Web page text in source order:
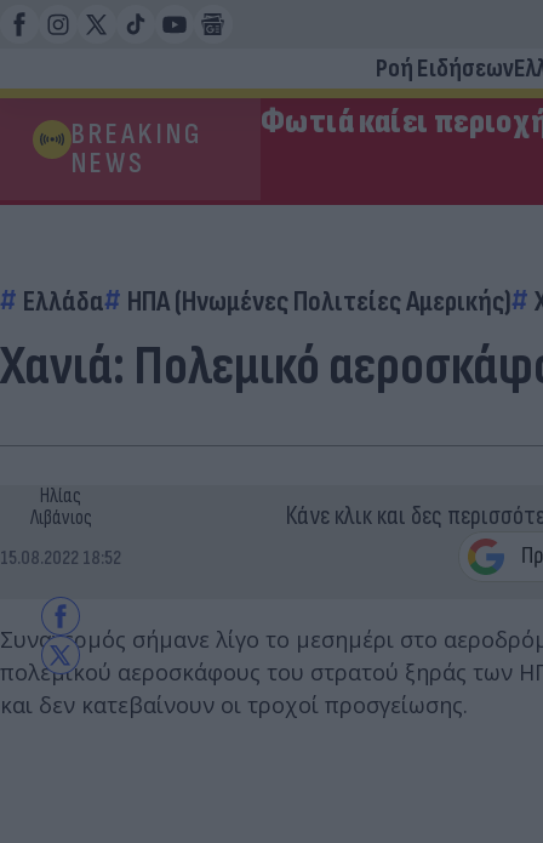
Ροή Ειδήσεων
BREAKING
NEWS
Φωτιά καίει
Ελλάδα ΗΠΑ (Ηνωμένες Πολιτείες Αμερικής)
Χανιά: Πολεμικό
Ηλίας
Λιβάνιος
15.08.2022 18:52
Κάνε κλικ και δες
Συναγερμός σήμανε λίγο το μεσημέρι στο
πολεμικού αεροσκάφους του στρατού ξηράς των
και δεν κατεβαίνουν οι τροχοί προσγείωσης.